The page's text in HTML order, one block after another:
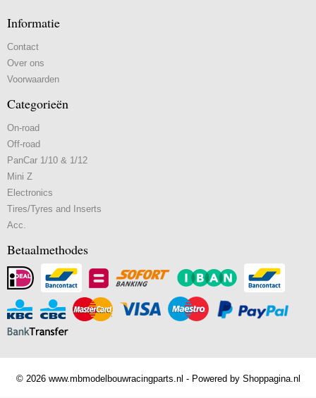
Informatie
Contact
Over ons
Voorwaarden
Categorieën
On-road
Off-road
PanCar 1/10 & 1/12
Mini Z
Electronics
Tires/Tyres and Inserts
Acc.
Betaalmethodes
© 2026 www.mbmodelbouwracingparts.nl - Powered by Shoppagina.nl